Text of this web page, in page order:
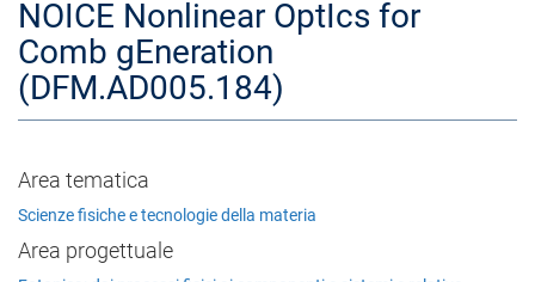
NOICE Nonlinear OptIcs for
Comb gEneration
(DFM.AD005.184)
Area tematica
Scienze fisiche e tecnologie della materia
Area progettuale